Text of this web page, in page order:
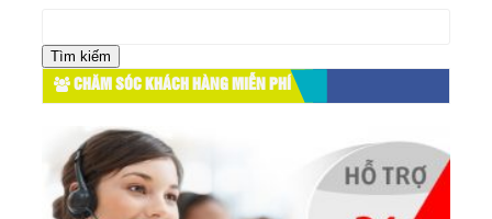
cho:
CHĂM SÓC KHÁCH HÀNG MIỄN PHÍ